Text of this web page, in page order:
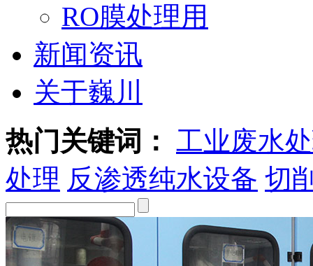
RO膜处理用
新闻资讯
关于巍川
热门关键词： 工业废水
处理 反渗透纯水设备 切